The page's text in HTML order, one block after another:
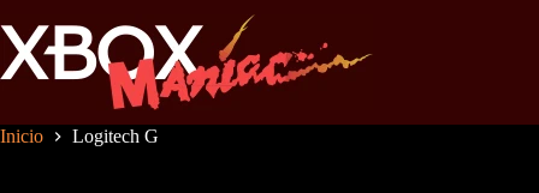
al
contenido
Inicio Logitech G